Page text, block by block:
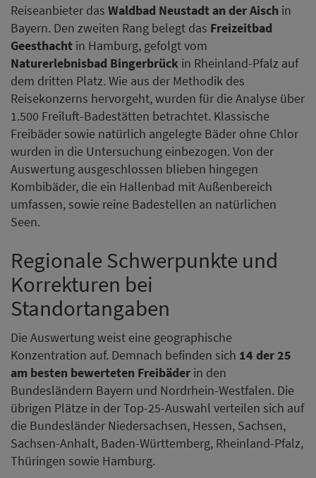
Reiseanbieter das Waldbad Neustadt an der Aisch in
Bayern. Den zweiten Rang belegt das Freizeitbad
Geesthacht in Hamburg, gefolgt vom
Naturerlebnisbad Bingerbrück in Rheinland-Pfalz auf
dem dritten Platz. Wie aus der Methodik des
Reisekonzerns hervorgeht, wurden für die Analyse über
1.500 Freiluft-Badestätten betrachtet. Klassische
Freibäder sowie natürlich angelegte Bäder ohne Chlor
wurden in die Untersuchung einbezogen. Von der
Auswertung ausgeschlossen blieben hingegen
Kombibäder, die ein Hallenbad mit Außenbereich
umfassen, sowie reine Badestellen an natürlichen
Seen.
Regionale Schwerpunkte und
Korrekturen bei
Standortangaben
Die Auswertung weist eine geographische
Konzentration auf. Demnach befinden sich 14 der 25
am besten bewerteten Freibäder in den
Bundesländern Bayern und Nordrhein-Westfalen. Die
übrigen Plätze in der Top-25-Auswahl verteilen sich auf
die Bundesländer Niedersachsen, Hessen, Sachsen,
Sachsen-Anhalt, Baden-Württemberg, Rheinland-Pfalz,
Thüringen sowie Hamburg.